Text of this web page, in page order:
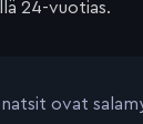
24-vuotias.
ovat